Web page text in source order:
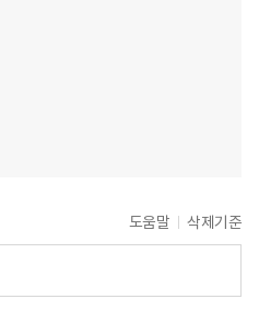
도움말 삭제기준